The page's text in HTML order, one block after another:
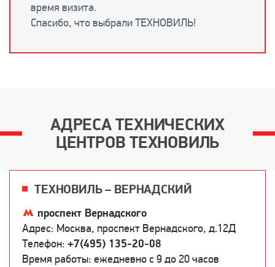
время визита.
Спасибо, что выбрали ТЕХНОВИЛЬ!
АДРЕСА ТЕХНИЧЕСКИХ
ЦЕНТРОВ ТЕХНОВИЛЬ
ТЕХНОВИЛЬ – ВЕРНАДСКИЙ
проспект Вернадского
Адрес: Москва, проспект Вернадского, д.12Д
Телефон: +7(495) 135-20-08
Время работы: ежедневно c 9 до 20 часов